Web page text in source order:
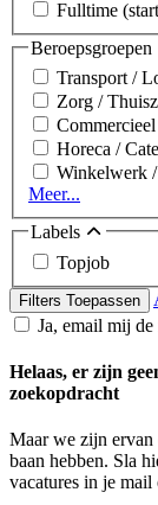
Fulltime
Beroepsgroepen
Transport /
Zorg /
Horeca /
Winkelwerk
Meer...
Labels
Topjob
Filters Toepassen
Ja, email mij
Helaas, er zijn
zoekopdracht
Maar we zijn
baan hebben. Sla
vacatures in je mail